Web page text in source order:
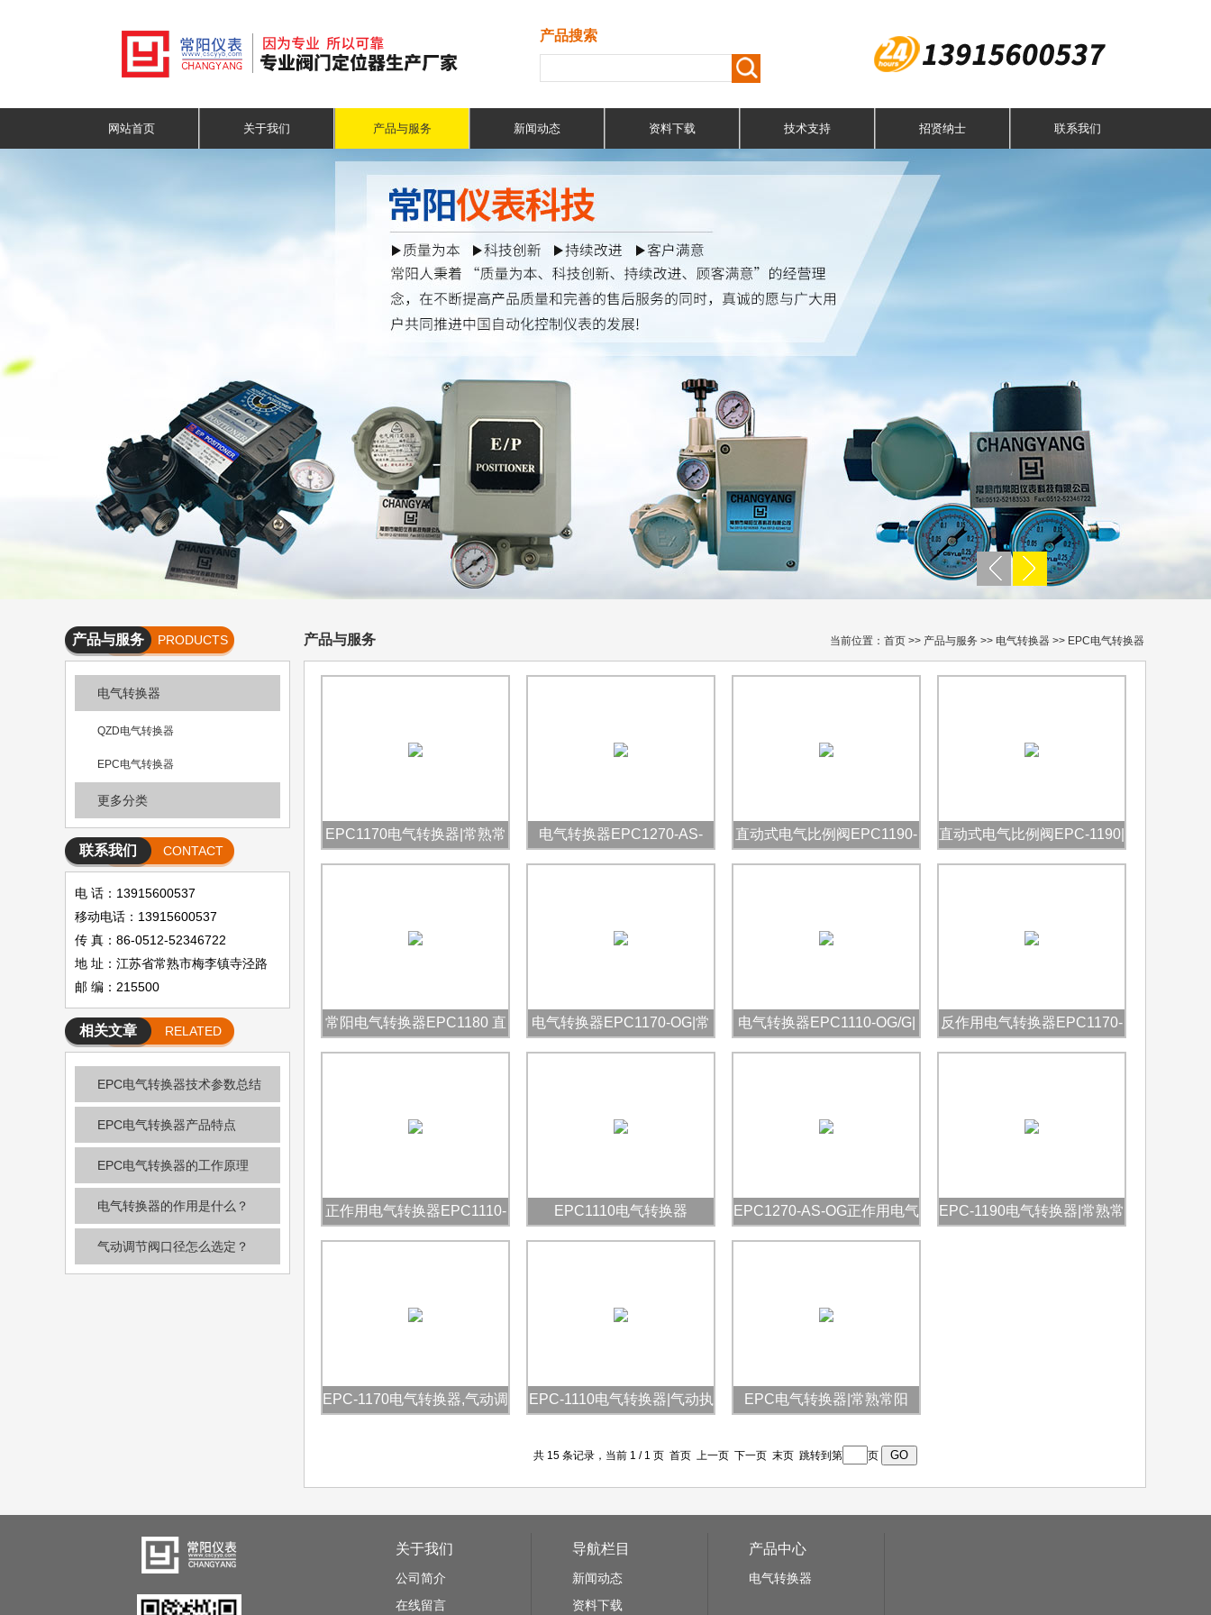
产品搜索
网站首页 关于我们 产品与服务 新闻动态 资料下载 技术支持 招贤纳士 联系我们
产品与服务
PRODUCTS
电气转换器
QZD电气转换器
EPC电气转换器
更多分类
联系我们 CONTACT
电 话：13915600537
移动电话：13915600537
传 真：86-0512-52346722
地 址：江苏省常熟市梅李镇寺泾路
邮 编：215500
相关文章
RELATED
EPC电气转换器技术参数总结
EPC电气转换器产品特点
​EPC电气转换器的工作原理
电气转换器的作用是什么？
气动调节阀口径怎么选定？
产品与服务 当前位置： 首页 >> 产品与服务 >> 电气转换器 >> EPC电气转换器
EPC1170电气转换器|常熟常
阳
电气转换器EPC1270-AS-
OG|常阳
直动式电气比例阀EPC1190-
AS-OG 电气转换器
直动式电气比例阀EPC-1190|
常阳 电气转换器
常阳电气转换器EPC1180 直
动式比例阀
电气转换器EPC1170-OG|常
阳
电气转换器EPC1110-OG/G|
常阳
反作用电气转换器EPC1170-
AS-OG|常阳
正作用电气转换器EPC1110-
AS-OG|常阳
EPC1110电气转换器
EPC1270-AS-OG正作用电气
转换器
EPC-1190电气转换器|常熟常
EPC-1170电气转换器,气动调
EPC-1110电气转换器|气动执
EPC电气转换器|常熟常阳
共 15 条记录，当前 1 / 1 页 首页 上一页 下一页 末页 跳转到第 页
关于我们
公司简介
在线留言
导航栏目
新闻动态
资料下载
产品中心
电气转换器